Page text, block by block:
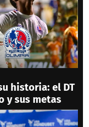
historia: el DT
y sus metas